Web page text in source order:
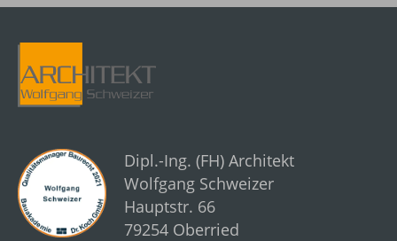
Dipl.-Ing. (FH) Architekt
Wolfgang Schweizer
Hauptstr. 66
79254 Oberried